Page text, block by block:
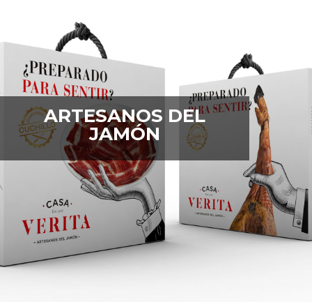
ARTESANOS DEL
JAMÓN